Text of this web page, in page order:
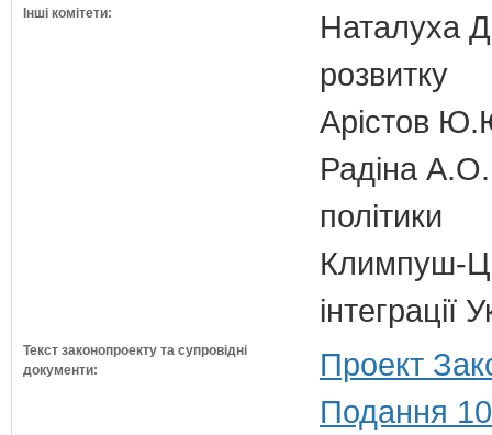
Інші комітети:
Наталуха
розвитку
Арістов
Радіна А.О.
політики
Климпуш-
Текст законопроекту та супровідні
документи:
Проект
Подання